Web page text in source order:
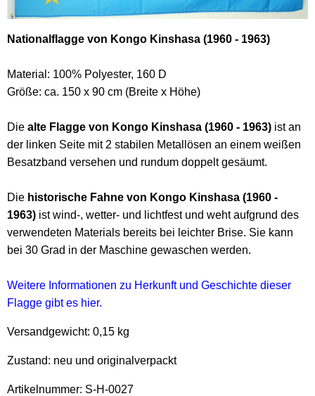
Nationalflagge von Kongo Kinshasa (1960 - 1963)
Material: 100% Polyester, 160 D
Größe: ca. 150 x 90 cm (Breite x Höhe)
Die alte Flagge von Kongo Kinshasa (1960 - 1963) ist an
der linken Seite mit 2 stabilen Metallösen an einem weißen
Besatzband versehen und rundum doppelt gesäumt.
Die historische Fahne von Kongo Kinshasa (1960 -
1963) ist wind-, wetter- und lichtfest und weht aufgrund des
verwendeten Materials bereits bei leichter Brise. Sie kann
bei 30 Grad in der Maschine gewaschen werden.
Weitere Informationen zu Herkunft und Geschichte dieser
Flagge gibt es hier.
Versandgewicht: 0,15 kg
Zustand: neu und originalverpackt
Artikelnummer: S-H-0027